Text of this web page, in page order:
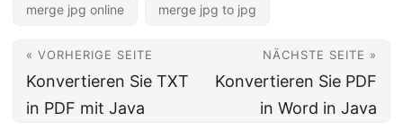
merge jpg online merge jpg to jpg
« VORHERIGE SEITE
Konvertieren Sie TXT
in PDF mit Java
NÄCHSTE SEITE »
Konvertieren Sie PDF
in Word in Java